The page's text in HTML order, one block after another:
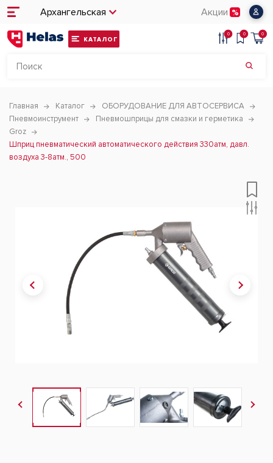
Архангельская Акции
КАТАЛОГ
0 0 0
Главная Каталог
ОБОРУДОВАНИЕ ДЛЯ АВТОСЕРВИСА
Пневмоинструмент
Пневмошприцы для смазки и герметика
Groz
Шприц пневматический автоматического действия 330атм, давл.
воздуха 3-8атм., 500